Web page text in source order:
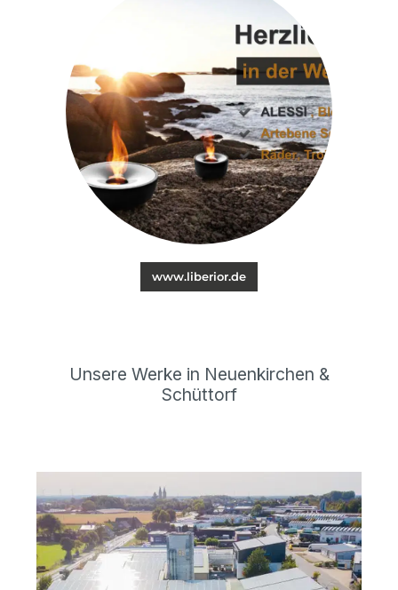
www.liberior.de
Unsere Werke in Neuenkirchen &
Schüttorf